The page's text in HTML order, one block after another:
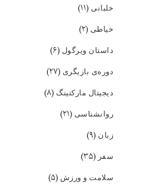
خلبانی (۱۱)
خیاطی (۲)
داستان ویرگول (۶)
دوره‌ی بازیگری (۲۷)
دیجیتال مارکتینگ (۸)
روانشناسی (۲۱)
زبان (۹)
سفر (۳۵)
سلامت و ورزش (۵)